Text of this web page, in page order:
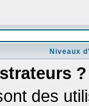
Niveaux
?
des